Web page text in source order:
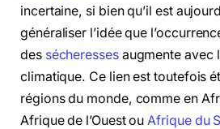
incertaine, si bien qu’il est
généraliser l’idée que
des sécheressesaugmente avec
climatique. Ce lien est toutefois
régions du monde, comme en
Afrique de l’Ouest ouAfrique du